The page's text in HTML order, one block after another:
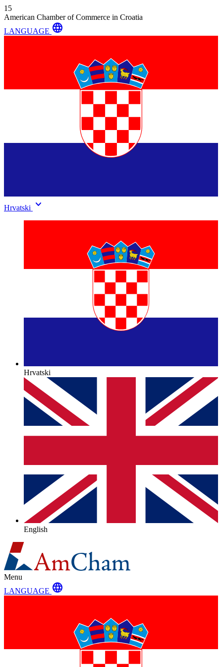
15
American Chamber of Commerce in Croatia
LANGUAGE language
Hrvatski keyboard_arrow_down
Hrvatski
English
Menu
LANGUAGE language